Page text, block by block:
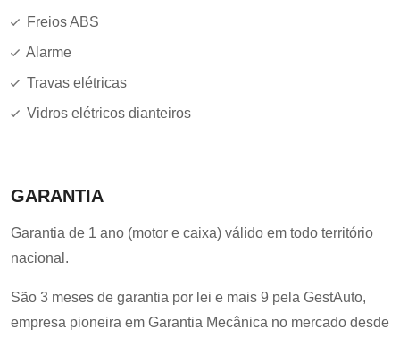
Freios ABS
Alarme
Travas elétricas
Vidros elétricos dianteiros
GARANTIA
Garantia de 1 ano (motor e caixa) válido em todo território
nacional.
São 3 meses de garantia por lei e mais 9 pela GestAuto,
empresa pioneira em Garantia Mecânica no mercado desde